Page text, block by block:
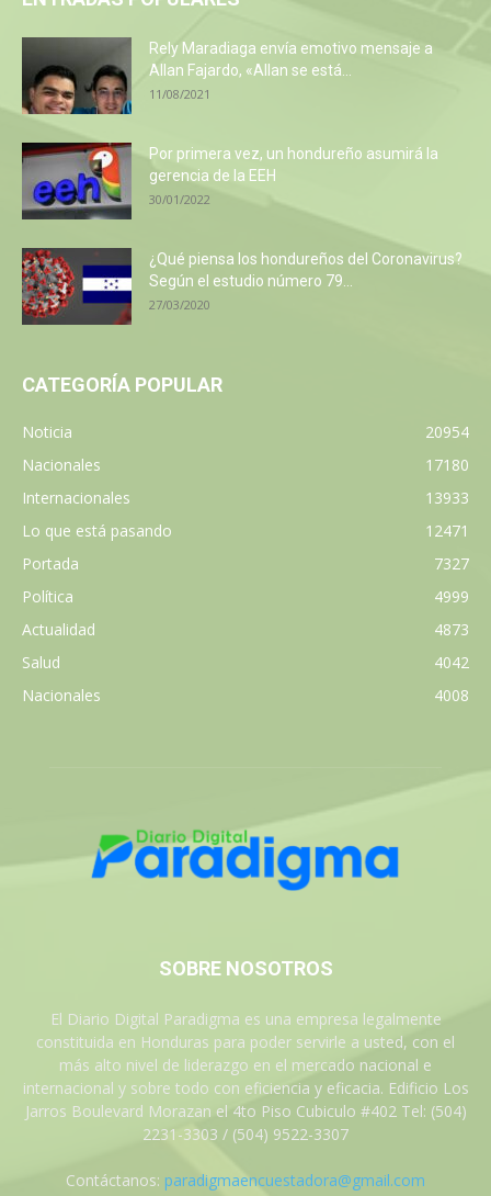
Rely Maradiaga envía emotivo mensaje a
Allan Fajardo, «Allan se está...
11/08/2021
Por primera vez, un hondureño asumirá la
gerencia de la EEH
30/01/2022
¿Qué piensa los hondureños del Coronavirus?
Según el estudio número 79...
27/03/2020
CATEGORÍA POPULAR
Noticia
20954
Nacionales
17180
Internacionales
13933
Lo que está pasando
12471
Portada
7327
Política
4999
Actualidad
4873
Salud
4042
Nacionales
4008
SOBRE NOSOTROS
El Diario Digital Paradigma es una empresa legalmente
constituida en Honduras para poder servirle a usted, con el
más alto nivel de liderazgo en el mercado nacional e
internacional y sobre todo con eficiencia y eficacia. Edificio Los
Jarros Boulevard Morazan el 4to Piso Cubiculo #402 Tel: (504)
2231-3303 / (504) 9522-3307
Contáctanos: paradigmaencuestadora@gmail.com